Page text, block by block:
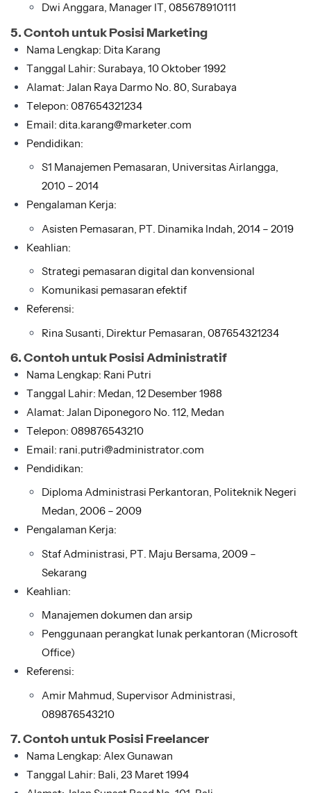
Dwi Anggara, Manager IT, 085678910111
5. Contoh untuk Posisi Marketing
Nama Lengkap: Dita Karang
Tanggal Lahir: Surabaya, 10 Oktober 1992
Alamat: Jalan Raya Darmo No. 80, Surabaya
Telepon: 087654321234
Email: dita.karang@marketer.com
Pendidikan:
S1 Manajemen Pemasaran, Universitas Airlangga,
2010 – 2014
Pengalaman Kerja:
Asisten Pemasaran, PT. Dinamika Indah, 2014 – 2019
Keahlian:
Strategi pemasaran digital dan konvensional
Komunikasi pemasaran efektif
Referensi:
Rina Susanti, Direktur Pemasaran, 087654321234
6. Contoh untuk Posisi Administratif
Nama Lengkap: Rani Putri
Tanggal Lahir: Medan, 12 Desember 1988
Alamat: Jalan Diponegoro No. 112, Medan
Telepon: 089876543210
Email: rani.putri@administrator.com
Pendidikan:
Diploma Administrasi Perkantoran, Politeknik Negeri
Medan, 2006 – 2009
Pengalaman Kerja:
Staf Administrasi, PT. Maju Bersama, 2009 –
Sekarang
Keahlian:
Manajemen dokumen dan arsip
Penggunaan perangkat lunak perkantoran (Microsoft
Office)
Referensi:
Amir Mahmud, Supervisor Administrasi,
089876543210
7. Contoh untuk Posisi Freelancer
Nama Lengkap: Alex Gunawan
Tanggal Lahir: Bali, 23 Maret 1994